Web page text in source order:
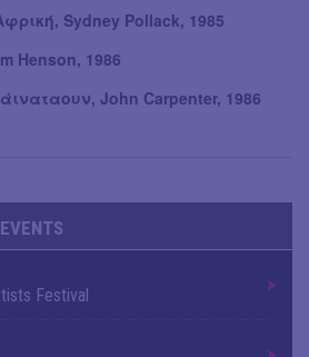
Sydney Pollack, 1985
Henson, 1986
John Carpenter, 1986
Festival